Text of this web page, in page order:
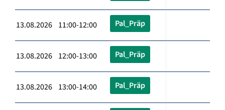
13.08.2026 11:00-12:00 Pal_Präp
13.08.2026 12:00-13:00 Pal_Präp
13.08.2026 13:00-14:00 Pal_Präp